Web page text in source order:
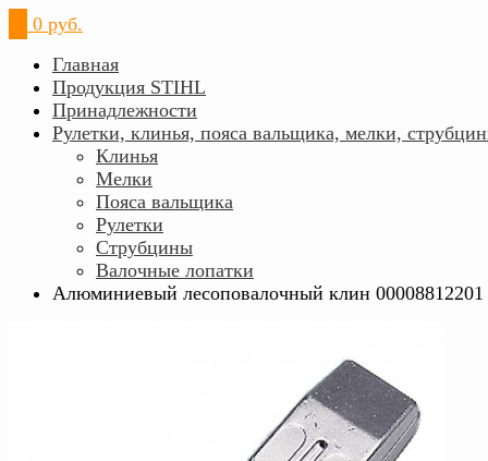
0 руб.
Главная
Продукция STIHL
Принадлежности
Рулетки, клинья, пояса вальщика, мелки,
Клинья
Мелки
Пояса вальщика
Рулетки
Струбцины
Валочные лопатки
Алюминиевый лесоповалочный клин 00008812201